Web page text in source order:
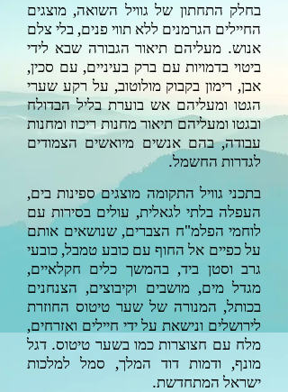
בחלק התחתון של גוויל השואה, מוצגים
החיילים הגרמנים ללא תווי פנים, בלי צלם
אנוש. מעליהם תיאור הגבורה שבא לידי
ביטוי בדמויות עם ברק בעיניים, עם סכין,
אבן, רימון בקבוק מולוטוב, על רקע שערי
הגטו ומעליהם אש בוערת בליל הבדולח
ובגטו ומעליהם תיאור מחנות ריכוז ומחנות
עבודה, בהם אנשים מיואשים הצמודים
לגדרות החשמל.
בתכני גוויל התקומה מוצגים ספינות בים,
העפלה בלתי לגאלית, עולים בסירות עם
לוחמי הפלמ"ח הצברים, שנושאים אותם
על כפיים אל החוף עם כובע טמבל, כובעי
גרב וסטן ביד, בהמשך כלים חקלאיים,
מגדל מים, מושבים וקיבוצים, הצנחנים
בכותל, המנורה של שער טיטוס החוזרת
לירושלים ונישאת על ידי חיילים ואזרחים,
מלח עם חצוצרות כמו בשער טיטוס. דגל
מונף, ודמות דוד המלך, סמל למלכות
ישראל המתחדשת.